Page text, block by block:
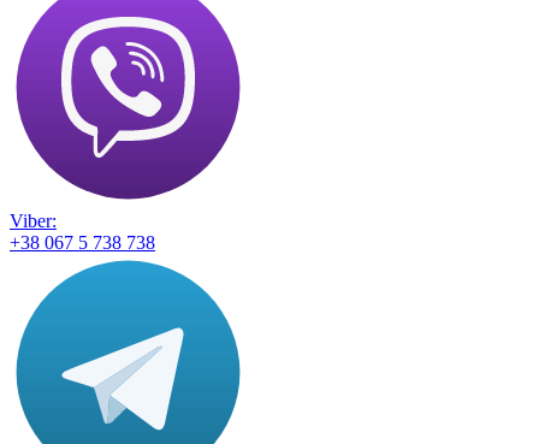
Viber:
+38 067 5 738 738